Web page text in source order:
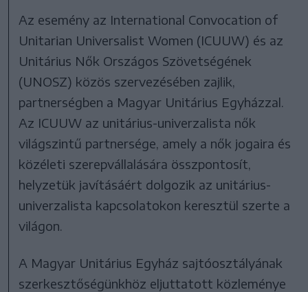
Az esemény az International Convocation of
Unitarian Universalist Women (ICUUW) és az
Unitárius Nők Országos Szövetségének
(UNOSZ) közös szervezésében zajlik,
partnerségben a Magyar Unitárius Egyházzal.
Az ICUUW az unitárius-univerzalista nők
világszintű partnersége, amely a nők jogaira és
közéleti szerepvállalására összpontosít,
helyzetük javításáért dolgozik az unitárius-
univerzalista kapcsolatokon keresztül szerte a
világon.
A Magyar Unitárius Egyház sajtóosztályának
szerkesztőségünkhöz eljuttatott közleménye